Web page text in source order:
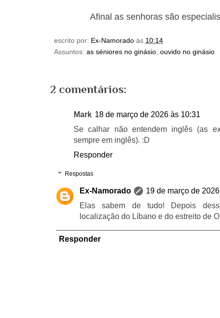
Afinal as senhoras são
escrito por: Ex-Namorado às 10:14
Assuntos: as séniores no ginásio ouvido no ginásio
2 comentários:
Mark 18 de março de 2026 às 10:31
Se calhar não entendem inglês (as
sempre em inglês). :D
Responder
Respostas
Ex-Namorado
19 de março de
Elas sabem de tudo! Depois
localização do Líbano e do estreito de
Responder